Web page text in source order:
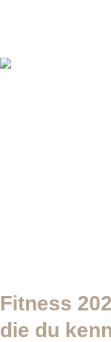
Fitness
die du